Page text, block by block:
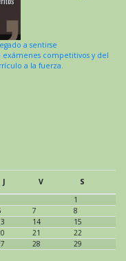
a sentirse
competitivos y del
a la fuerza.
J V
S
1
7
8
14
15
21
22
28
29